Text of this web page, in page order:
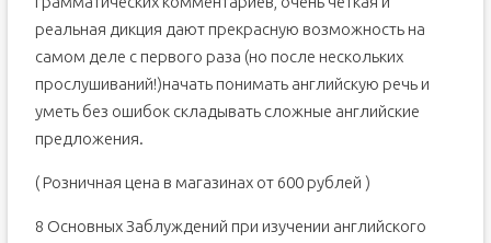
реальная дикция дают прекрасную возможность на
самом деле с первого раза (но после нескольких
прослушиваний!)начать понимать английскую речь и
уметь без ошибок складывать сложные английские
предложения.
( Розничная цена в магазинах от 600 рублей )
8 Основных Заблуждений при изучении английского